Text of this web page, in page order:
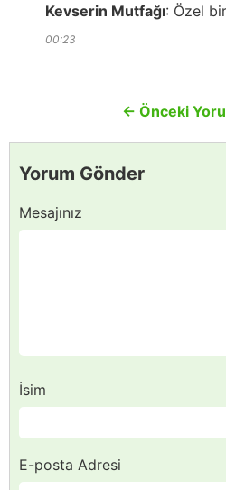
Kevserin Mutfağı: Özel
00:23
← Önceki
Yorum Gönder
Mesajınız
İsim
E-posta Adresi